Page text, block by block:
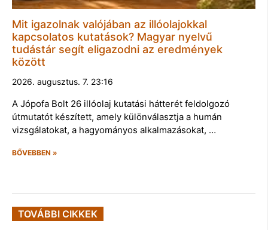
Mit igazolnak valójában az illóolajokkal
kapcsolatos kutatások? Magyar nyelvű
tudástár segít eligazodni az eredmények
között
2026. augusztus. 7. 23:16
A Jópofa Bolt 26 illóolaj kutatási hátterét feldolgozó
útmutatót készített, amely különválasztja a humán
vizsgálatokat, a hagyományos alkalmazásokat, …
BŐVEBBEN »
TOVÁBBI CIKKEK